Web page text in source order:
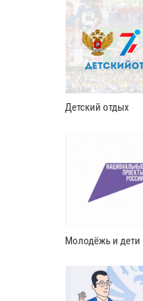
Детский отдых
Молодёжь и дети